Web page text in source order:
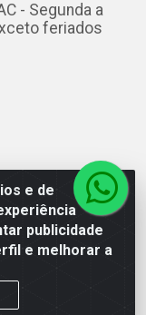
e de
publicidade
e melhorar a
- Segunda a
feriados
Monteiro, 7049
000 - CNPJ